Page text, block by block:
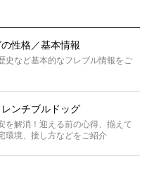
性格／基本情報
史など基本的なフレブル情報をご
ンチブルドッグ
を解消！迎える前の心得、揃えて
環境、接し方などをご紹介